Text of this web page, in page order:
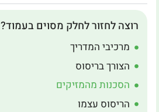
רוצה לחזור לחלק מסוים בעמוד?
מרכיבי המדריך
הצורך בריסוס
הסכנות מהמזיקים
הריסוס עצמו